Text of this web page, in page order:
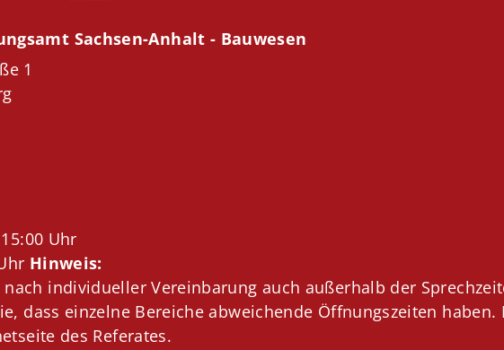
Sachsen-Anhalt - Bauwesen
1
Uhr
Hinweis:
individueller Vereinbarung auch außerhalb der
dass einzelne Bereiche abweichende Öffnungszeiten
des Referates.